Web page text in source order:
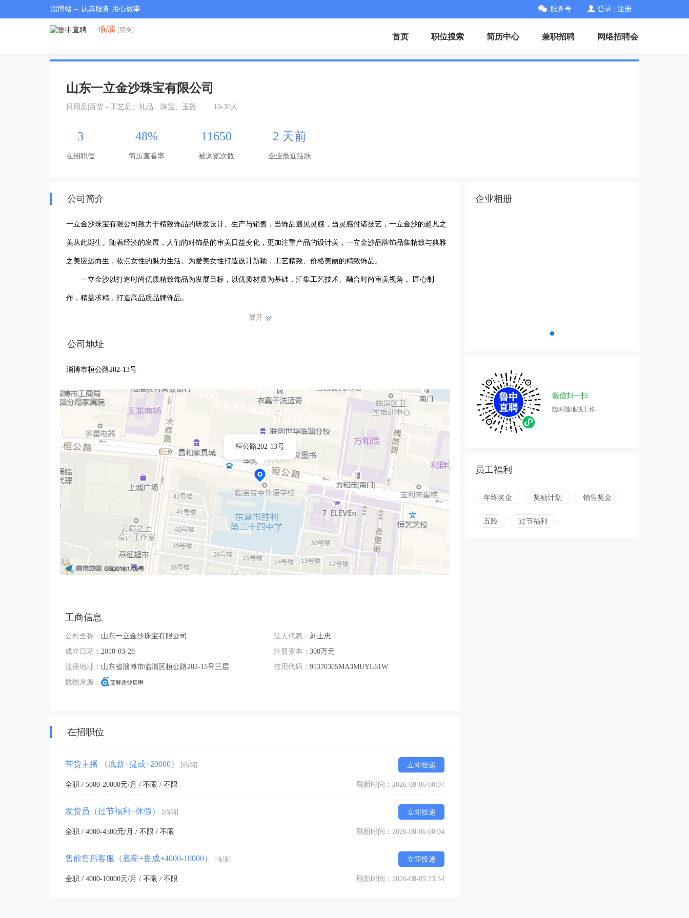
淄博站 -- 认真服务 用心做事 服务号 登录 注册
临淄 [切换]
首页 职位搜索 简历中心 兼职招聘 网络招聘会
山东一立金沙珠宝有限公司
日用品|百货 - 工艺品、礼品、珠宝、玉器 10-30人
3
在招职位
48%
简历查看率
11650
被浏览次数
2 天前
企业最近活跃
公司简介
一立金沙珠宝有限公司致力于精致饰品的研发设计、生产与销售，当饰品遇见灵感，当灵感付诸技艺，一立金沙的超凡之
美从此诞生。随着经济的发展，人们的对饰品的审美日益变化，更加注重产品的设计美，一立金沙品牌饰品集精致与典雅
之美应运而生，妆点女性的魅力生活。为爱美女性打造设计新颖，工艺精致、价格美丽的精致饰品。
作，精益求精，打造高品质品牌饰品。
        公司与国内多家优质饰品供应商达成长期合作协议，保证产品原材料供应，保证产品色泽与耐磨。
展开
公司地址
淄博市桓公路202-13号
桓公路202-13号
工商信息
公司全称： 山东一立金沙珠宝有限公司
成立日期： 2018-03-28
注册地址： 山东省淄博市临淄区桓公路202-15号三层
数据来源：
法人代表： 刘士忠
注册资本： 300万元
信用代码： 91370305MA3MUYL61W
在招职位
带货主播 （底薪+提成+20000） [临淄] 立即投递
全职 / 5000-20000元/月 / 不限 / 不限 刷新时间：2026-08-06 00:07
发货员（过节福利+休假） [临淄] 立即投递
全职 / 4000-4500元/月 / 不限 / 不限 刷新时间：2026-08-06 00:04
售前售后客服（底薪+提成+4000-10000） [临淄] 立即投递
全职 / 4000-10000元/月 / 不限 / 不限 刷新时间：2026-08-05 23:34
企业相册
微信扫一扫
随时随地找工作
员工福利
年终奖金 奖励计划 销售奖金
五险 过节福利